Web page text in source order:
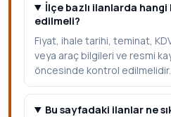
İlçe bazlı ilanlarda
edilmeli?
Fiyat, ihale tarihi, teminat,
veya araç bilgileri ve resmi
öncesinde kontrol edilmelidir.
Bu sayfadaki ilanlar ne